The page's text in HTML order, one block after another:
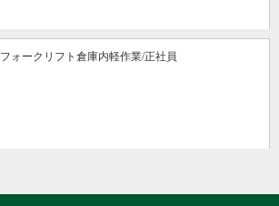
フォークリフト倉庫内軽作業/正社員